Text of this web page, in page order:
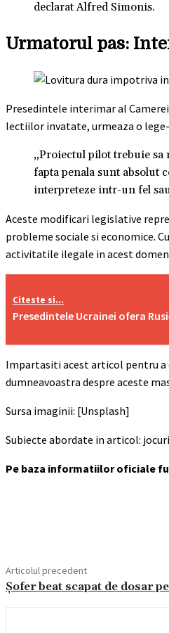
declarat Alfred Simonis.
Urmatorul pas:
Presedintele interimar al
lectiilor invatate, urmeaza o
„Proiectul pilot trebuie sa
fapta penala sunt absolut
interpreteze intr-un fel
Aceste modificari legislative
probleme sociale si economice.
activitatile ilegale in acest
Citeste si...
Presedintele Ucrainei ofera
Impartasiti acest articol pentru a
dumneavoastra despre aceste
Sursa imaginii: [Unsplash]
Subiecte abordate in articol:
Pe baza informatiilor oficiale
Articolul precedent
Șofer beat scapat de dosar